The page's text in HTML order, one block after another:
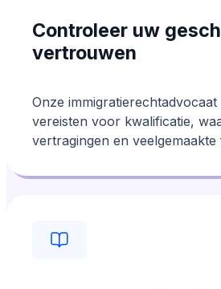
Controleer uw
vertrouwen
Onze
vereisten voor kwalificatie,
vertragingen en